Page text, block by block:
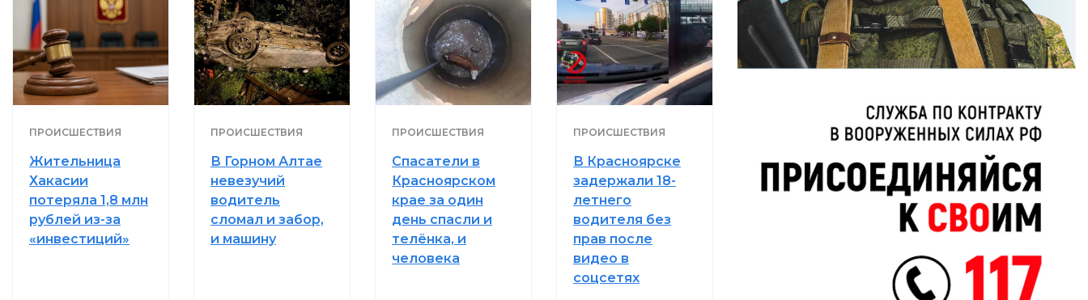
ПРОИСШЕСТВИЯ
Жительница
Хакасии
потеряла 1,8 млн
рублей из-за
«инвестиций»
ПРОИСШЕСТВИЯ
В Горном Алтае
невезучий
водитель
сломал и забор,
и машину
ПРОИСШЕСТВИЯ
Спасатели в
Красноярском
крае за один
день спасли и
телёнка, и
человека
ПРОИСШЕСТВИЯ
В Красноярске
задержали 18-
летнего
водителя без
прав после
видео в
соцсетях